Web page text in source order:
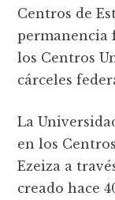
Centros de
permanencia
los Centros
cárceles
La
en los
Ezeiza a
creado hace